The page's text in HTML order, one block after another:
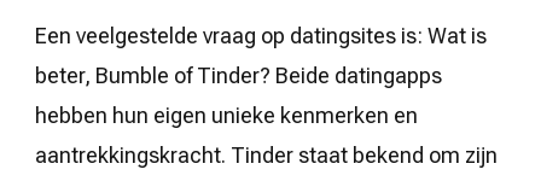
Een veelgestelde vraag op datingsites is: Wat is
beter, Bumble of Tinder? Beide datingapps
hebben hun eigen unieke kenmerken en
aantrekkingskracht. Tinder staat bekend om zijn